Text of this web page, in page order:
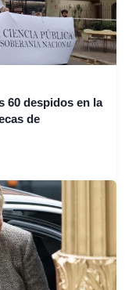
60 despidos en la
de